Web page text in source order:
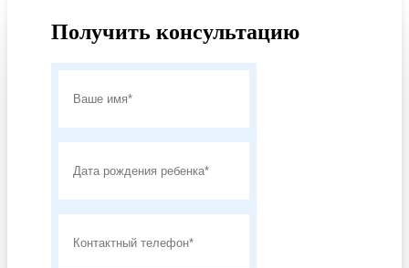
Получить консультацию
Получить консультацию